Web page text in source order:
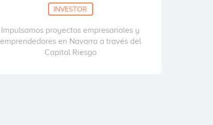
INVESTOR
Impulsamos proyectos empresariales y
emprendedores en Navarra a través del
Capital Riesgo